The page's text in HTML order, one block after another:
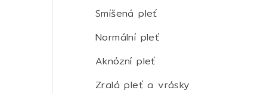
Smíšená pleť
Normální pleť
Aknózní pleť
Zralá pleť a vrásky